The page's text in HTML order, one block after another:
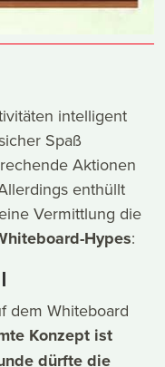
intelligent
Spaß
Aktionen
enthüllt
Vermittlung die
Hypes:
dem Whiteboard
Konzept ist
dürfte die